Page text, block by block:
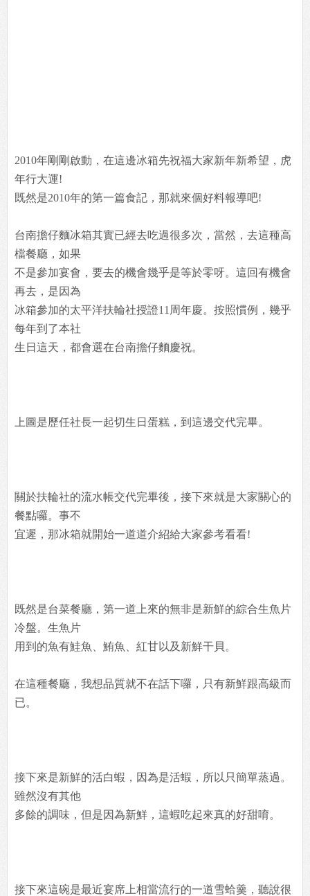
2010年剛剛啟動，在這邊冰箱先祝福大家新年新希望，虎
年行大運!
既然是2010年的第一篇食記，那就來個好料報導吧!
台南擔仔麵冰箱其實已經去吃過很多次，當然，去這種高
檔餐廳，如果
不是參加宴會，要去的機會幾乎是等於零呀。這回有機會
再去，是因為
冰箱參加的太平洋扶輪社授證11周年慶。按照慣例，幾乎
每年到了本社
生日這天，都會選在台南擔仔麵慶祝。
上圖是歷任社長一起切生日蛋糕，到這邊交代完畢。
關於扶輪社的流水帳交代完畢後，接下來就是大家關心的
餐點囉。事不
宜遲，那冰箱就開始一道道介紹給大家參考看看!
既然是台菜餐廳，第一道上來的無非是新鮮的綜合生魚片
冷盤。生魚片
用到的魚有鮭魚、鮪魚、紅甘以及新鮮干貝。
在這種餐廳，我想品質就不在話下囉，只有新鮮跟高級而
已。
接下來是新鮮的活白蝦，因為是活蝦，所以只簡單蒸過。
雖然沒有其他
多餘的調味，但是因為新鮮，這蝦吃起來真的好甜唷。
接下來這碗是最近宴席上相當流行的一道雪蛤羹，聽說很